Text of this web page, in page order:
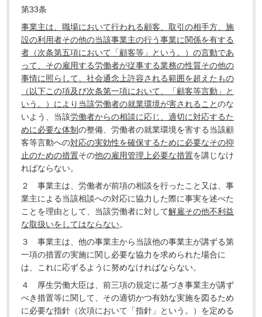
第33条
事業主は、職場において行われる顧客、取引の相手方、施
設の利用者その他の当該事業主の行う事業に関係を有する
者（次条第五項において「顧客等」という。）の言動であ
って、その雇用する労働者が従事する業務の性質その他の
事情に照らして、社会通念上許容される範囲を超えたもの
（以下この項及び次条第一項において、「顧客等言動」と
いう。）により当該労働者の就業環境が害されることのな
いよう、当該労働者からの相談に応じ、適切に対応するた
めに必要な体制の整備、労働者の就業環境を害する当該顧
客等言動への対応の実効性を確保するために必要なその抑
止のための措置その他の雇用管理上必要な措置を講じなけ
ればならない。
２ 事業主は、労働者が前項の相談を行ったこと又は、事
業主による当該相談への対応に協力した際に事実を述べた
ことを理由として、当該労働者に対して解雇その他不利益
な取扱いをしてはならない。
３ 事業主は、他の事業主から当該他の事業主が講ずる第
一項の措置の実施に関し必要な協力を求められた場合に
は、これに応ずるように努めなければならない。
４ 厚生労働大臣は、前三項の規定に基づき事業主が講ず
べき措置等に関して、その適切かつ有効な実施を図るため
に必要な指針（次項において「指針」という。）を定める